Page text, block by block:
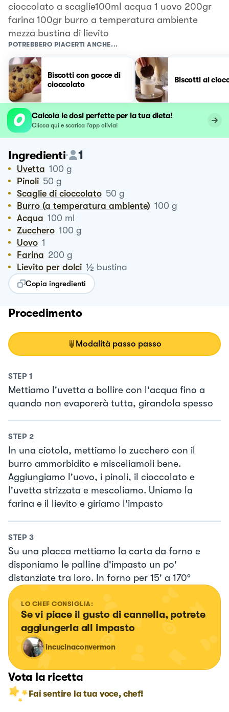
cioccolato a scaglie100ml acqua 1 uovo 200gr
farina 100gr burro a temperatura ambiente
mezza bustina di lievito
POTREBBERO PIACERTI ANCHE...
Biscotti con gocce di
cioccolato
Biscotti al
Calcola le dosi perfette per la tua dieta!
Clicca qui e scarica l’app olivia!
Ingredienti 1
Uvetta 100 g
Pinoli 50 g
Scaglie di cioccolato 50 g
Burro (a temperatura ambiente) 100 g
Acqua 100 ml
Zucchero 100 g
Uovo 1
Farina 200 g
Lievito per dolci ½ bustina
Copia ingredienti
Procedimento
Modalità passo passo
STEP 1
Mettiamo l'uvetta a bollire con l'acqua fino a
quando non evaporerà tutta, girandola spesso
STEP 2
In una ciotola, mettiamo lo zucchero con il
burro ammorbidito e misceliamoli bene.
Aggiungiamo l'uovo, i pinoli, il cioccolato e
l'uvetta strizzata e mescoliamo. Uniamo la
farina e il lievito e giriamo l'impasto
STEP 3
Su una placca mettiamo la carta da forno e
disponiamo le palline d'impasto un po'
distanziate tra loro. In forno per 15' a 170°
LO CHEF CONSIGLIA:
Se vi piace il gusto di cannella, potrete
aggiungerla all impasto
incucinaconvermon
Vota la ricetta
Fai sentire la tua voce, chef!